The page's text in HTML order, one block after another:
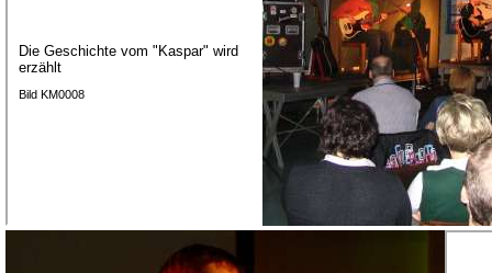
Die Geschichte vom "Kaspar" wird
erzählt
Bild KM0008